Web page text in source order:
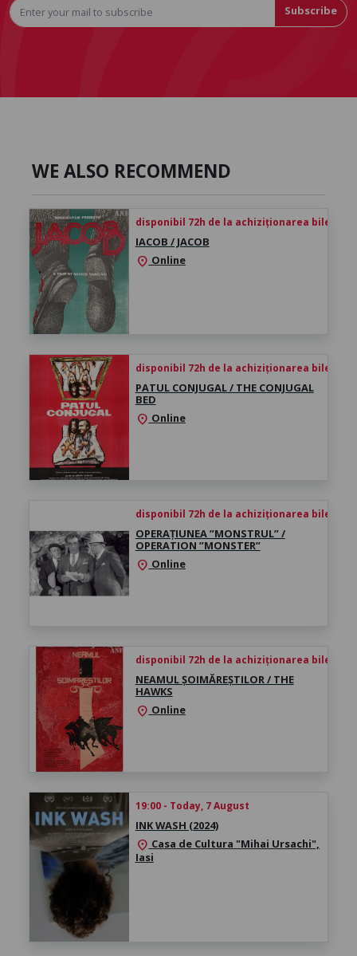
Subscribe
WE ALSO RECOMMEND
disponibil 72h de la achiziționarea biletului
IACOB / JACOB
location_on Online
disponibil 72h de la achiziționarea biletului
PATUL CONJUGAL / THE CONJUGAL
BED
location_on Online
disponibil 72h de la achiziționarea biletului
OPERAȚIUNEA ”MONSTRUL” /
OPERATION ”MONSTER”
location_on Online
disponibil 72h de la achiziționarea biletului
NEAMUL ȘOIMĂREȘTILOR / THE
HAWKS
location_on Online
19:00 - Today, 7 August
INK WASH (2024)
location_on Casa de Cultura "Mihai Ursachi",
Iasi